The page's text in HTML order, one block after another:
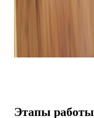
Этапы работы